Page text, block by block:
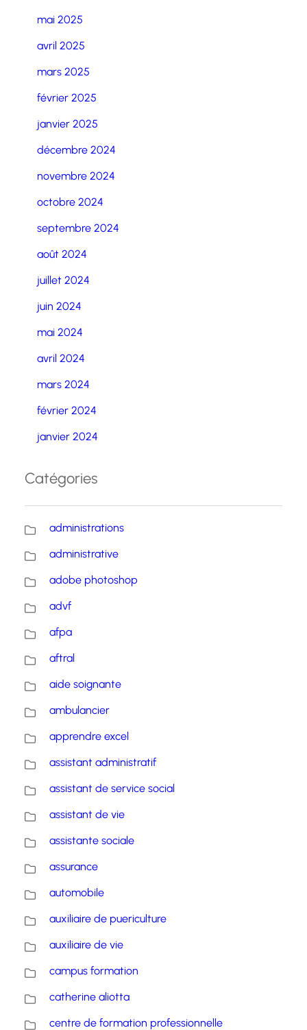
mai 2025
avril 2025
mars 2025
février 2025
janvier 2025
décembre 2024
novembre 2024
octobre 2024
septembre 2024
août 2024
juillet 2024
juin 2024
mai 2024
avril 2024
mars 2024
février 2024
janvier 2024
Catégories
administrations
administrative
adobe photoshop
advf
afpa
aftral
aide soignante
ambulancier
apprendre excel
assistant administratif
assistant de service social
assistant de vie
assistante sociale
assurance
automobile
auxiliaire de puericulture
auxiliaire de vie
campus formation
catherine aliotta
centre de formation professionnelle